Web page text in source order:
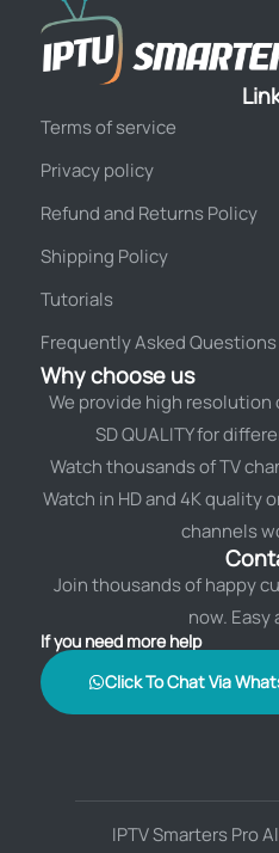
Terms of service
Privacy policy
Refund and Returns Policy
Shipping Policy
Tutorials
Frequently Asked Questions
Why choose us
We provide high resolution
SD QUALITY for
Watch thousands of TV
Watch in HD and 4K quality
channels
Join thousands of happy
now. Easy
If you need more help
Click To Chat Via
IPTV Smarters Pro